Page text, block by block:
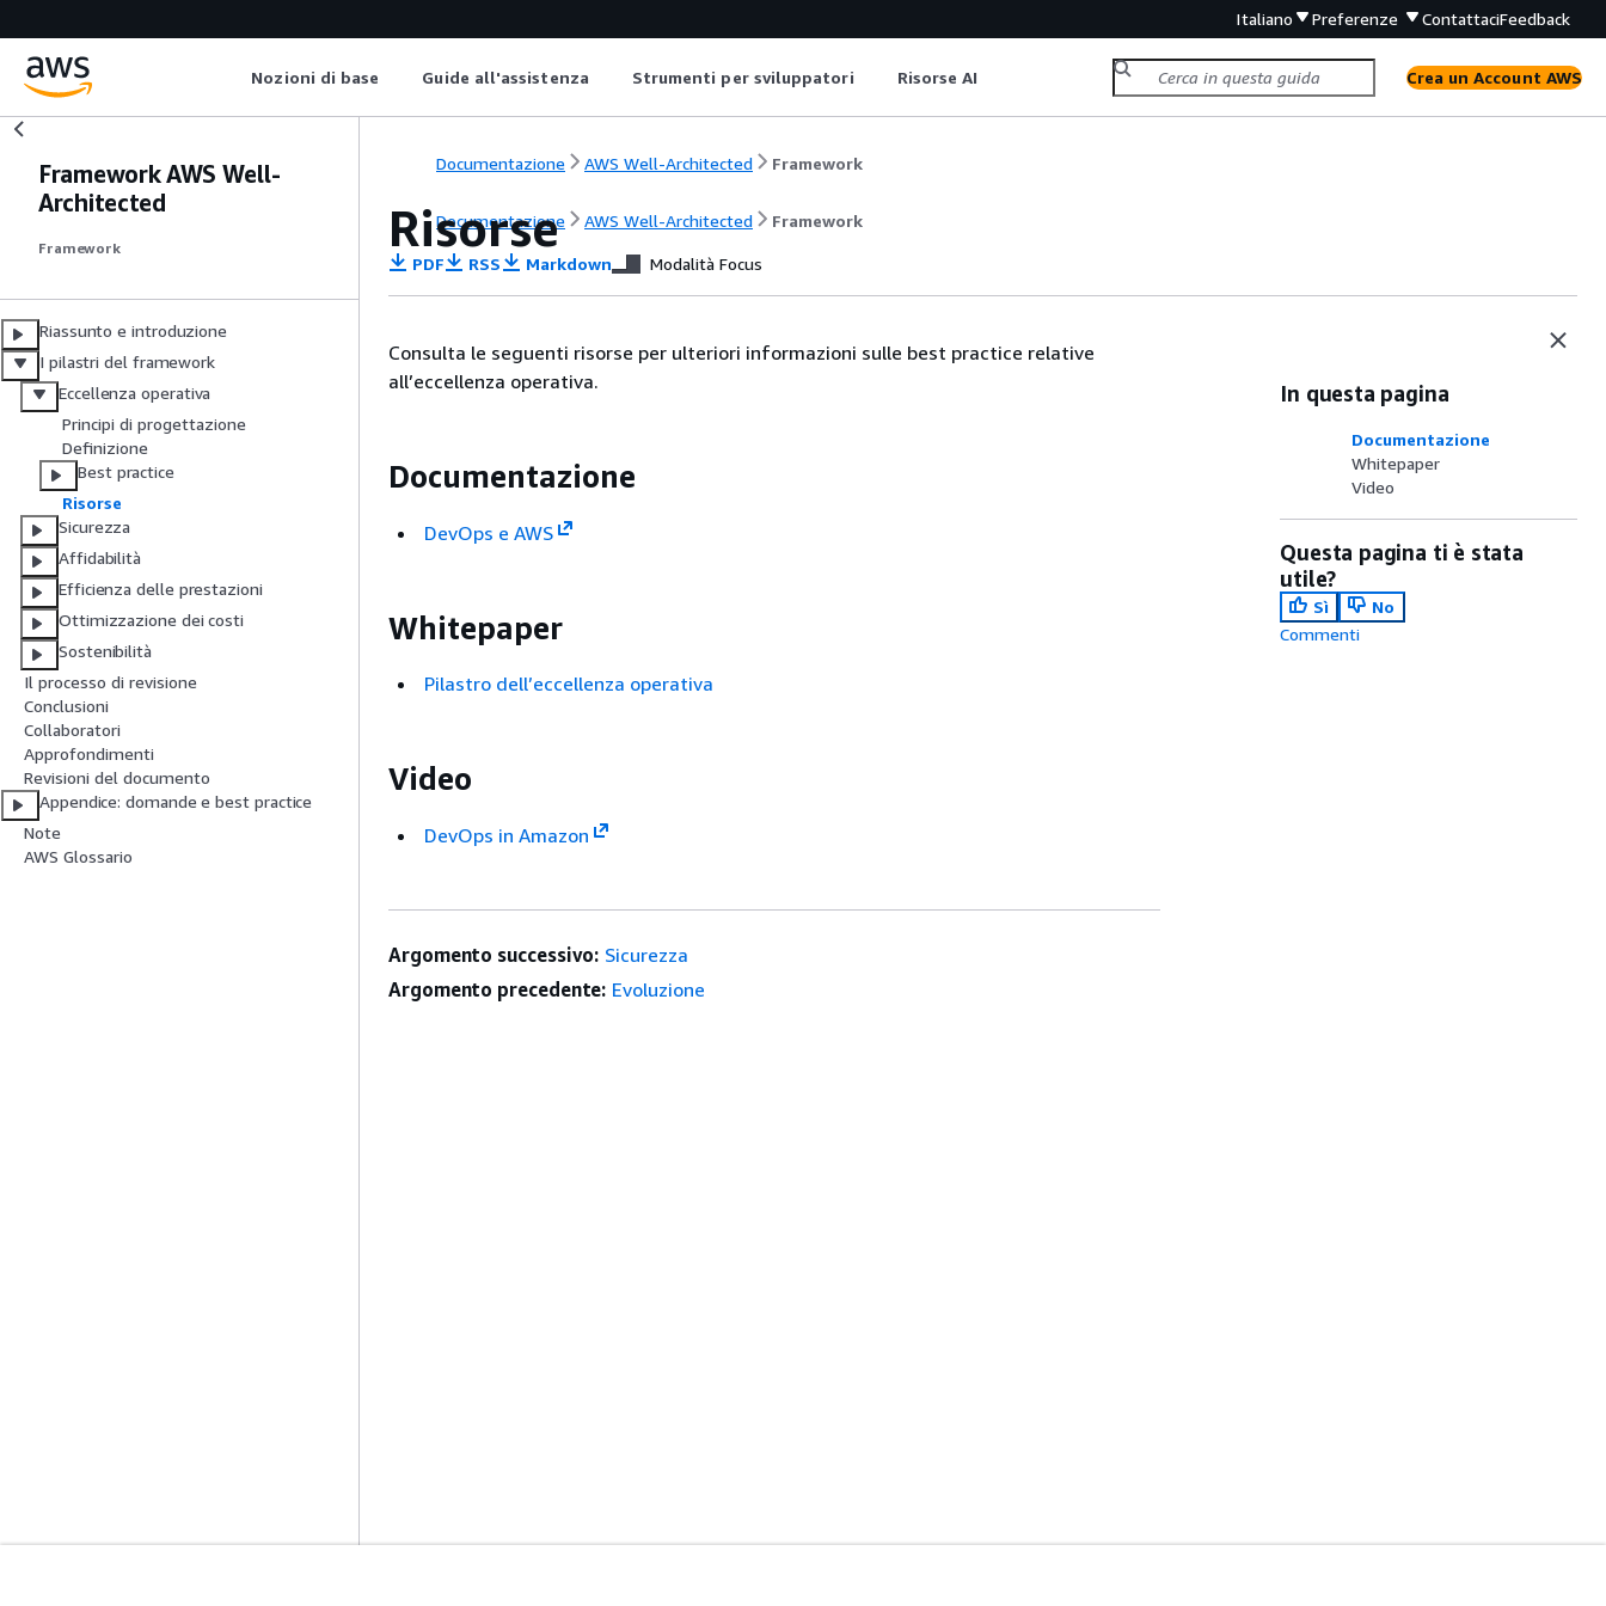
Italiano Preferenze ContattaciFeedback
Nozioni di base Guide all'assistenza Strumenti per sviluppatori Risorse AI Crea un Account AWS
Framework AWS Well-
Architected
Framework
Riassunto e introduzione
I pilastri del framework
Eccellenza operativa
Principi di progettazione
Definizione
Best practice
Risorse
Sicurezza
Affidabilità
Efficienza delle prestazioni
Ottimizzazione dei costi
Sostenibilità
Il processo di revisione
Conclusioni
Collaboratori
Approfondimenti
Revisioni del documento
Appendice: domande e best practice
Note
AWS Glossario
Documentazione AWS Well-Architected Framework
Documentazione AWS Well-Architected Framework
Risorse
PDF RSS Markdown Modalità Focus
Consulta le seguenti risorse per ulteriori informazioni sulle best practice relative
all’eccellenza operativa.
Documentazione
DevOps e AWS
Whitepaper
Pilastro dell’eccellenza operativa
Video
DevOps in Amazon
In questa pagina
Documentazione
Whitepaper
Video
Questa pagina ti è stata
utile?
Sì
No
Commenti
Argomento successivo: Sicurezza
Argomento precedente: Evoluzione